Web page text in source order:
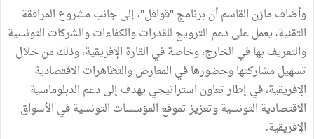
وأضاف مازن القاسم أن برنامج "قوافل"، إلى جانب مشروع المرافقة
التقنية، يعمل على دعم الترويج للقدرات والكفاءات والشركات التونسية
والتعريف بها في الخارج، وخاصة في القارة الإفريقية، وذلك من خلال
تسهيل مشاركتها وحضورها في المعارض والتظاهرات الاقتصادية
الإفريقية، في إطار تعاون استراتيجي يهدف إلى دعم الدبلوماسية
الاقتصادية التونسية وتعزيز تموقع المؤسسات التونسية في الأسواق
الإفريقية.